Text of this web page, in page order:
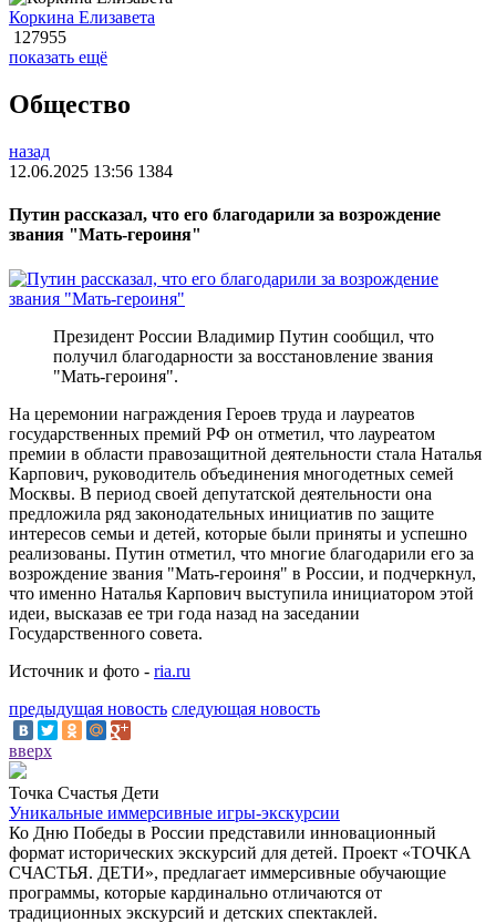
Коркина Елизавета
127955
показать ещё
Общество
назад
12.06.2025 13:56 1384
Путин рассказал, что его благодарили за возрождение
звания "Мать-героиня"
Президент России Владимир Путин сообщил, что
получил благодарности за восстановление звания
"Мать-героиня".
На церемонии награждения Героев труда и лауреатов
государственных премий РФ он отметил, что лауреатом
премии в области правозащитной деятельности стала Наталья
Карпович, руководитель объединения многодетных семей
Москвы. В период своей депутатской деятельности она
предложила ряд законодательных инициатив по защите
интересов семьи и детей, которые были приняты и успешно
реализованы. Путин отметил, что многие благодарили его за
возрождение звания "Мать-героиня" в России, и подчеркнул,
что именно Наталья Карпович выступила инициатором этой
идеи, высказав ее три года назад на заседании
Государственного совета.
Источник и фото - ria.ru
предыдущая новость следующая новость
вверх
Точка Счастья Дети
Уникальные иммерсивные игры-экскурсии
Ко Дню Победы в России представили инновационный
формат исторических экскурсий для детей. Проект «ТОЧКА
СЧАСТЬЯ. ДЕТИ», предлагает иммерсивные обучающие
программы, которые кардинально отличаются от
традиционных экскурсий и детских спектаклей.